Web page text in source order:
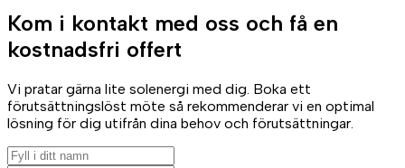
Kom i kontakt med oss och få en
kostnadsfri offert
Vi pratar gärna lite solenergi med dig. Boka ett
förutsättningslöst möte så rekommenderar vi en optimal
lösning för dig utifrån dina behov och förutsättningar.